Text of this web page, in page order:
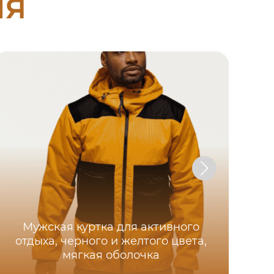
Мужская куртка для активного
отдыха, черного и желтого цвета,
мягкая оболочка